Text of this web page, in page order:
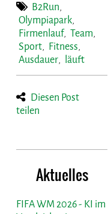
B2Run,
Olympiapark,
Firmenlauf, Team,
Sport, Fitness,
Ausdauer, läuft
Diesen Post
teilen
Aktuelles
FIFA WM 2026 - KI im